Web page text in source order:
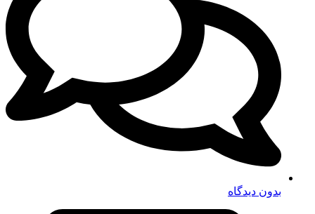
بدون دیدگاه